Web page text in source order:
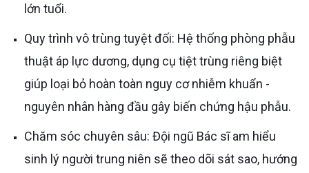
lớn tuổi.
Quy trình vô trùng tuyệt đối: Hệ thống phòng phẫu
thuật áp lực dương, dụng cụ tiệt trùng riêng biệt
giúp loại bỏ hoàn toàn nguy cơ nhiễm khuẩn -
nguyên nhân hàng đầu gây biến chứng hậu phẫu.
Chăm sóc chuyên sâu: Đội ngũ Bác sĩ am hiểu
sinh lý người trung niên sẽ theo dõi sát sao, hướng